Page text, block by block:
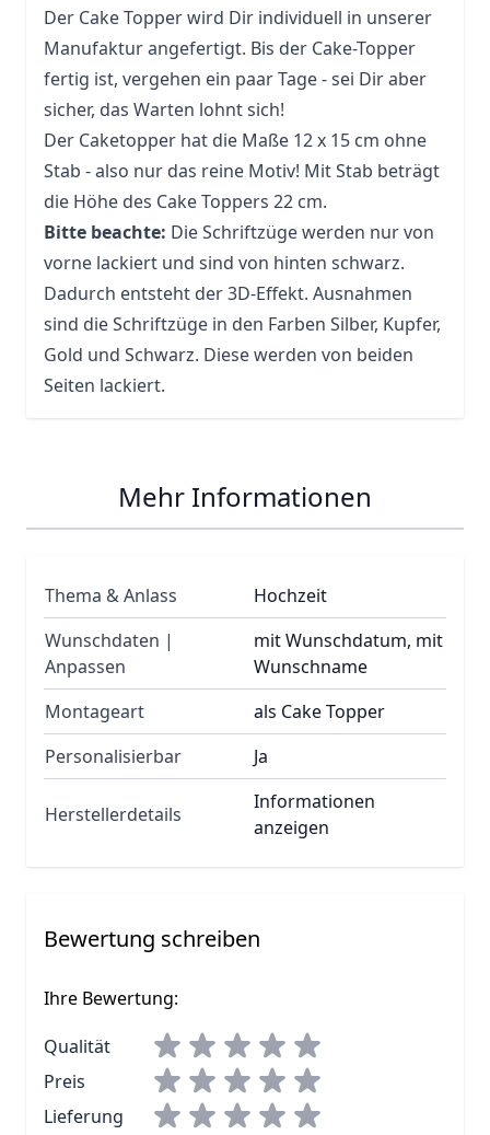
Der Cake Topper wird Dir individuell in unserer
Manufaktur angefertigt. Bis der Cake-Topper
fertig ist, vergehen ein paar Tage - sei Dir aber
sicher, das Warten lohnt sich!
Der Caketopper hat die Maße 12 x 15 cm ohne
Stab - also nur das reine Motiv! Mit Stab beträgt
die Höhe des Cake Toppers 22 cm.
Bitte beachte: Die Schriftzüge werden nur von
vorne lackiert und sind von hinten schwarz.
Dadurch entsteht der 3D-Effekt. Ausnahmen
sind die Schriftzüge in den Farben Silber, Kupfer,
Gold und Schwarz. Diese werden von beiden
Seiten lackiert.
Mehr Informationen
Thema & Anlass
Hochzeit
Wunschdaten |
Anpassen
mit Wunschdatum, mit
Wunschname
Montageart
als Cake Topper
Personalisierbar
Ja
Herstellerdetails
Informationen
anzeigen
Bewertung schreiben
Ihre Bewertung:
Qualität
Preis
Lieferung